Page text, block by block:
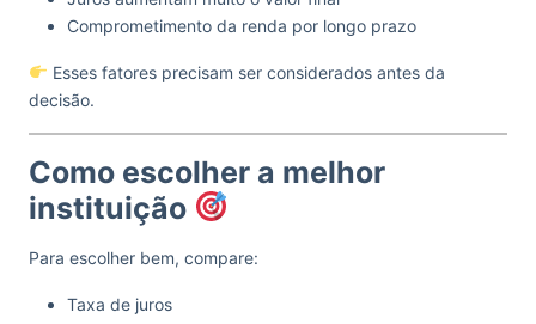
Comprometimento da renda por longo prazo
Esses fatores precisam ser considerados antes da
decisão.
Como escolher a melhor
instituição
Para escolher bem, compare:
Taxa de juros